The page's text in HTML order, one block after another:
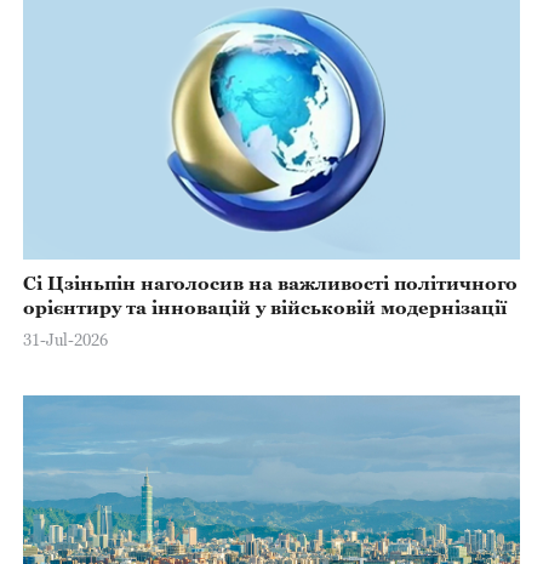
Сі Цзіньпін наголосив на важливості політичного
орієнтиру та інновацій у військовій модернізації
31-Jul-2026